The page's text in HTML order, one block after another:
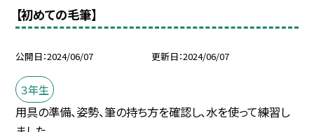
【初めての毛筆】
公開日 2024/06/07 更新日 2024/06/07
３年生
用具の準備、姿勢、筆の持ち方を確認し、水を使って練習し